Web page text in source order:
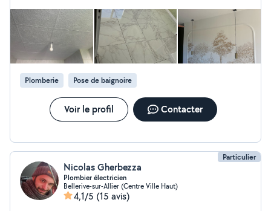
Plomberie Pose de baignoire
Voir le profil Contacter
Particulier
Nicolas Gherbezza
Plombier électricien
Bellerive-sur-Allier (Centre Ville Haut)
4,1/5 (15 avis)